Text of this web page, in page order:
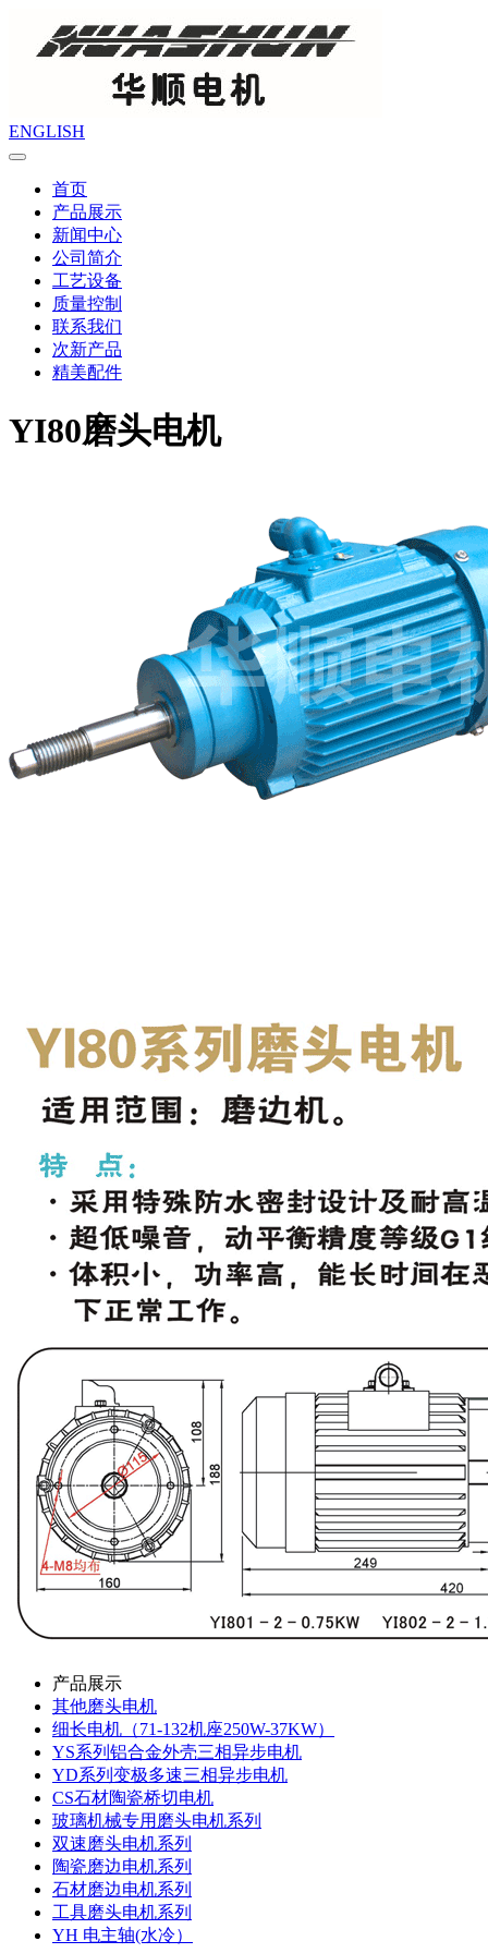
ENGLISH
首页
产品展示
新闻中心
公司简介
工艺设备
质量控制
联系我们
次新产品
精美配件
YI80磨头电机
产品展示
其他磨头电机
细长电机（71-132机座250W-37KW）
YS系列铝合金外壳三相异步电机
YD系列变极多速三相异步电机
CS石材陶瓷桥切电机
玻璃机械专用磨头电机系列
双速磨头电机系列
陶瓷磨边电机系列
石材磨边电机系列
工具磨头电机系列
YH 电主轴(水冷）